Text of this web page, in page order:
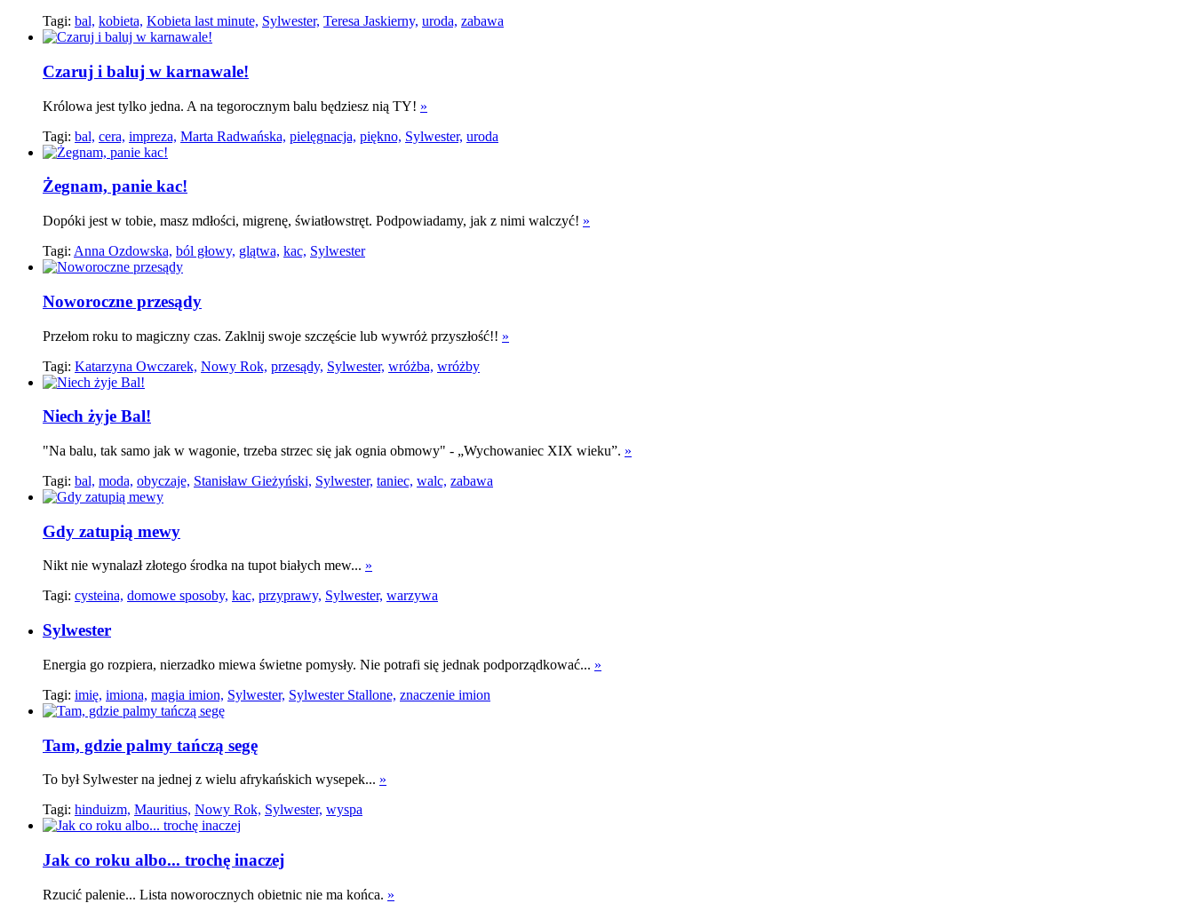
Tagi: bal, kobieta, Kobieta last minute, Sylwester, Teresa Jaskierny, uroda, zabawa
Czaruj i baluj w karnawale!
Królowa jest tylko jedna. A na tegorocznym balu będziesz nią TY! »
Tagi: bal, cera, impreza, Marta Radwańska, pielęgnacja, piękno, Sylwester, uroda
Żegnam, panie kac!
Dopóki jest w tobie, masz mdłości, migrenę, światłowstręt. Podpowiadamy, jak z nimi walczyć! »
Tagi: Anna Ozdowska, ból głowy, glątwa, kac, Sylwester
Noworoczne przesądy
Przełom roku to magiczny czas. Zaklnij swoje szczęście lub wywróż przyszłość!! »
Tagi: Katarzyna Owczarek, Nowy Rok, przesądy, Sylwester, wróżba, wróżby
Niech żyje Bal!
"Na balu, tak samo jak w wagonie, trzeba strzec się jak ognia obmowy" - „Wychowaniec XIX wieku”. »
Tagi: bal, moda, obyczaje, Stanisław Gieżyński, Sylwester, taniec, walc, zabawa
Gdy zatupią mewy
Nikt nie wynalazł złotego środka na tupot białych mew... »
Tagi: cysteina, domowe sposoby, kac, przyprawy, Sylwester, warzywa
Sylwester
Energia go rozpiera, nierzadko miewa świetne pomysły. Nie potrafi się jednak podporządkować... »
Tagi: imię, imiona, magia imion, Sylwester, Sylwester Stallone, znaczenie imion
Tam, gdzie palmy tańczą segę
To był Sylwester na jednej z wielu afrykańskich wysepek... »
Tagi: hinduizm, Mauritius, Nowy Rok, Sylwester, wyspa
Jak co roku albo... trochę inaczej
Rzucić palenie... Lista noworocznych obietnic nie ma końca. »